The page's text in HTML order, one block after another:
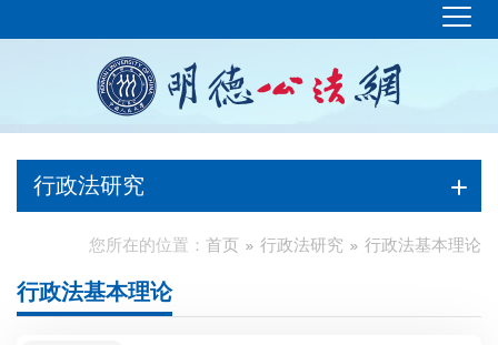
行政法研究
您所在的位置： 首页 行政法研究 行政法基本理论
行政法基本理论